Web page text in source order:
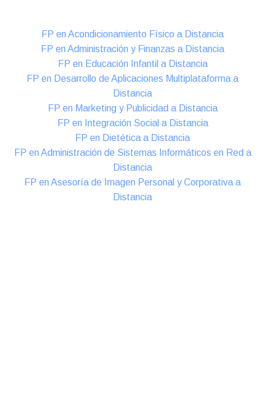
FP en Acondicionamiento Físico a Distancia
FP en Administración y Finanzas a Distancia
FP en Educación Infantil a Distancia
FP en Desarrollo de Aplicaciones Multiplataforma a
Distancia
FP en Marketing y Publicidad a Distancia
FP en Integración Social a Distancia
FP en Dietética a Distancia
FP en Administración de Sistemas Informáticos en Red a
Distancia
FP en Asesoría de Imagen Personal y Corporativa a
Distancia